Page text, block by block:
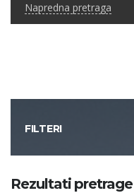
Napredna pretraga
FILTERI
Kategorija
Rezultati